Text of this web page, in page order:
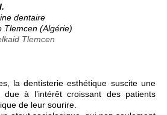
dentaire
Tlemcen (Algérie)
Tlemcen
la dentisterie esthétique suscite une
due à l’intérêt croissant des patients
de leur sourire.